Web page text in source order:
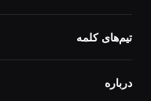
تیم‌های کلمه
درباره